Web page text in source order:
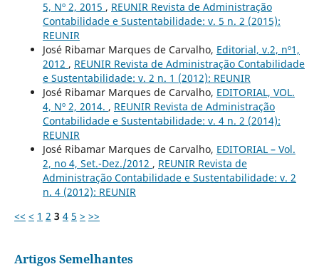
5, Nº 2, 2015 , REUNIR Revista de Administração
Contabilidade e Sustentabilidade: v. 5 n. 2 (2015):
REUNIR
José Ribamar Marques de Carvalho, Editorial, v.2, nº1,
2012 , REUNIR Revista de Administração Contabilidade
e Sustentabilidade: v. 2 n. 1 (2012): REUNIR
José Ribamar Marques de Carvalho, EDITORIAL, VOL.
4, Nº 2, 2014. , REUNIR Revista de Administração
Contabilidade e Sustentabilidade: v. 4 n. 2 (2014):
REUNIR
José Ribamar Marques de Carvalho, EDITORIAL – Vol.
2, no 4, Set.-Dez./2012 , REUNIR Revista de
Administração Contabilidade e Sustentabilidade: v. 2
n. 4 (2012): REUNIR
<< < 1 2 3 4 5 > >>
Artigos Semelhantes